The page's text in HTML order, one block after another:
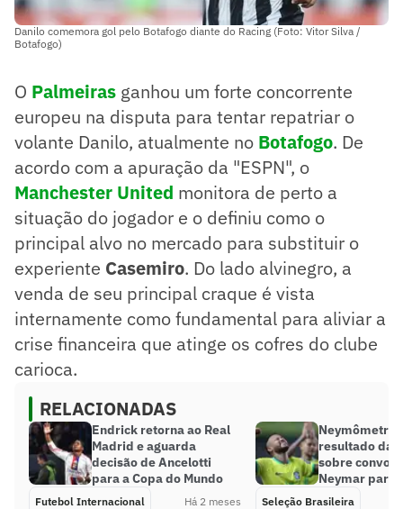
Danilo comemora gol pelo Botafogo diante do Racing (Foto: Vitor Silva /
Botafogo)
O Palmeiras ganhou um forte concorrente
europeu na disputa para tentar repatriar o
volante Danilo, atualmente no Botafogo. De
acordo com a apuração da "ESPN", o
Manchester United monitora de perto a
situação do jogador e o definiu como o
principal alvo no mercado para substituir o
experiente Casemiro. Do lado alvinegro, a
venda de seu principal craque é vista
internamente como fundamental para aliviar a
crise financeira que atinge os cofres do clube
carioca.
RELACIONADAS
Endrick retorna ao Real
Madrid e aguarda
decisão de Ancelotti
para a Copa do Mundo
Futebol Internacional Há 2 meses
Neymômetro:
resultado da
sobre
Neymar para
Seleção Brasileira